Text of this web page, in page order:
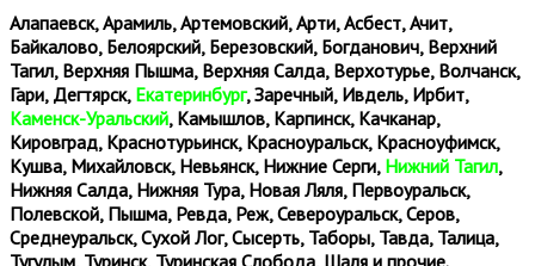
Алапаевск, Арамиль, Артемовский, Арти, Асбест, Ачит,
Байкалово, Белоярский, Березовский, Богданович, Верхний
Тагил, Верхняя Пышма, Верхняя Салда, Верхотурье, Волчанск,
Гари, Дегтярск, Екатеринбург, Заречный, Ивдель, Ирбит,
Каменск-Уральский, Камышлов, Карпинск, Качканар,
Кировград, Краснотурьинск, Красноуральск, Красноуфимск,
Кушва, Михайловск, Невьянск, Нижние Серги, Нижний Тагил,
Нижняя Салда, Нижняя Тура, Новая Ляля, Первоуральск,
Полевской, Пышма, Ревда, Реж, Североуральск, Серов,
Среднеуральск, Сухой Лог, Сысерть, Таборы, Тавда, Талица,
Тугулым, Туринск, Туринская Слобода, Шаля и прочие.